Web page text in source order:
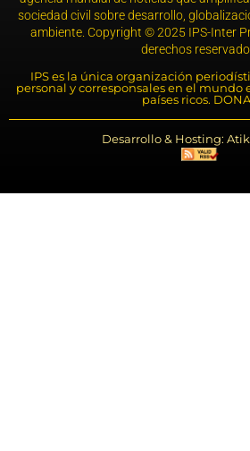
sociedad civil sobre desarrollo,
ambiente. Copyright © 2025 IPS-Inter
derechos
IPS es la única organización
personal y corresponsales en el mundo
países ricos.
Desarrollo & Hosting: